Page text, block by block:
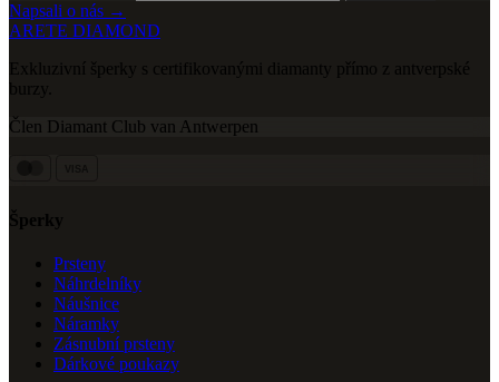
Napsali o nás →
ARETE DIAMOND
Exkluzivní šperky s certifikovanými diamanty přímo z antverpské
burzy.
Člen Diamant Club van Antwerpen
Šperky
Prsteny
Náhrdelníky
Náušnice
Náramky
Zásnubní prsteny
Dárkové poukazy